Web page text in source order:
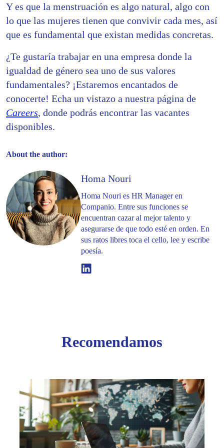
Y es que la menstruación es algo natural, algo con
lo que las mujeres tienen que convivir cada mes, así
que es fundamental que existan medidas concretas.
¿Te gustaría trabajar en una empresa donde la
igualdad de género sea uno de sus valores
fundamentales? ¡Estaremos encantados de
conocerte! Echa un vistazo a nuestra página de
Careers, donde podrás encontrar las vacantes
disponibles.
About the author:
Homa Nouri
Homa Nouri es HR Manager en
Companio. Entre sus funciones se
encuentran cazar al mejor talento y
asegurarse de que todo esté en orden. En
sus ratos libres toca el cello, lee y escribe
poesía.
Linkedin
Recomendamos
Más
Allá
del
Reino